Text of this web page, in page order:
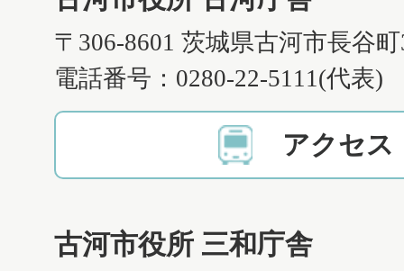
〒306-8601 茨城県古河市長谷
電話番号：0280-22-5111(代表)
アクセス
古河市役所 三和庁舎